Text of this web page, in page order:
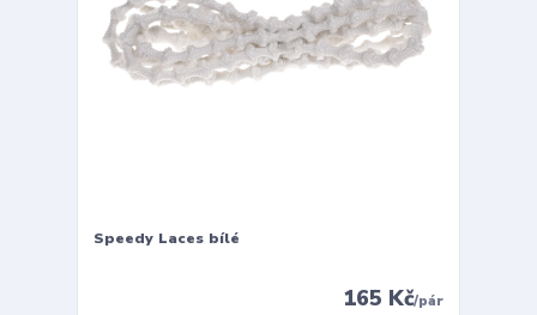
Speedy Laces bílé
165 Kč/pár